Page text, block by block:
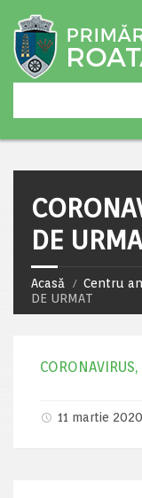
DE
Acasă Centru
DE URMAT
11 martie